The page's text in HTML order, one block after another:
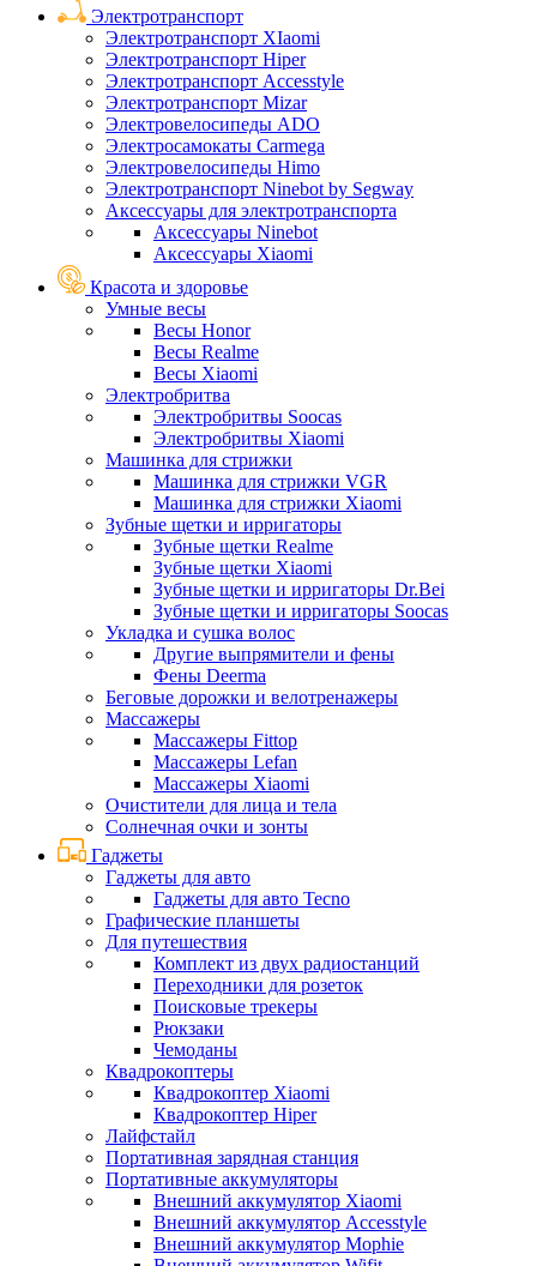
Электротранспорт
Электротранспорт XIaomi
Электротранспорт Hiper
Электротранспорт Accesstyle
Электротранспорт Mizar
Электровелосипеды ADO
Электросамокаты Carmega
Электровелосипеды Himo
Электротранспорт Ninebot by Segway
Аксессуары для электротранспорта
Аксессуары Ninebot
Аксессуары Xiaomi
Красота и здоровье
Умные весы
Весы Honor
Весы Realme
Весы Xiaomi
Электробритва
Электробритвы Soocas
Электробритвы Xiaomi
Машинка для стрижки
Машинка для стрижки VGR
Машинка для стрижки Xiaomi
Зубные щетки и ирригаторы
Зубные щетки Realme
Зубные щетки Xiaomi
Зубные щетки и ирригаторы Dr.Bei
Зубные щетки и ирригаторы Soocas
Укладка и сушка волос
Другие выпрямители и фены
Фены Deerma
Беговые дорожки и велотренажеры
Массажеры
Массажеры Fittop
Массажеры Lefan
Массажеры Xiaomi
Очистители для лица и тела
Солнечная очки и зонты
Гаджеты
Гаджеты для авто
Гаджеты для авто Tecno
Графические планшеты
Для путешествия
Комплект из двух радиостанций
Переходники для розеток
Поисковые трекеры
Рюкзаки
Чемоданы
Квадрокоптеры
Квадрокоптер Xiaomi
Квадрокоптер Hiper
Лайфстайл
Портативная зарядная станция
Портативные аккумуляторы
Внешний аккумулятор Xiaomi
Внешний аккумулятор Accesstyle
Внешний аккумулятор Mophie